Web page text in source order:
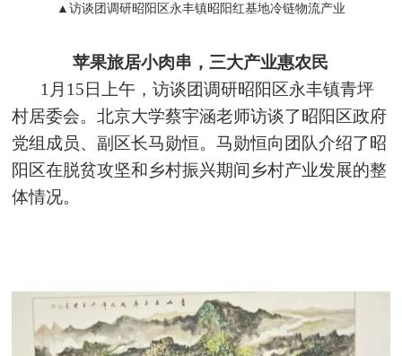
▲访谈团调研昭阳区永丰镇昭阳红基地冷链物流产业
苹果旅居小肉串，三大产业惠农民
1月15日上午，访谈团调研昭阳区永丰镇青坪
村居委会。北京大学蔡宇涵老师访谈了昭阳区政府
党组成员、副区长马勋恒。马勋恒向团队介绍了昭
阳区在脱贫攻坚和乡村振兴期间乡村产业发展的整
体情况。